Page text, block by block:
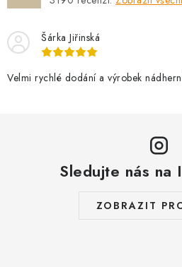
Šárka Jiřinská
Velmi rychlé dodání a výrobek
Sledujte nás na
ZOBRAZIT